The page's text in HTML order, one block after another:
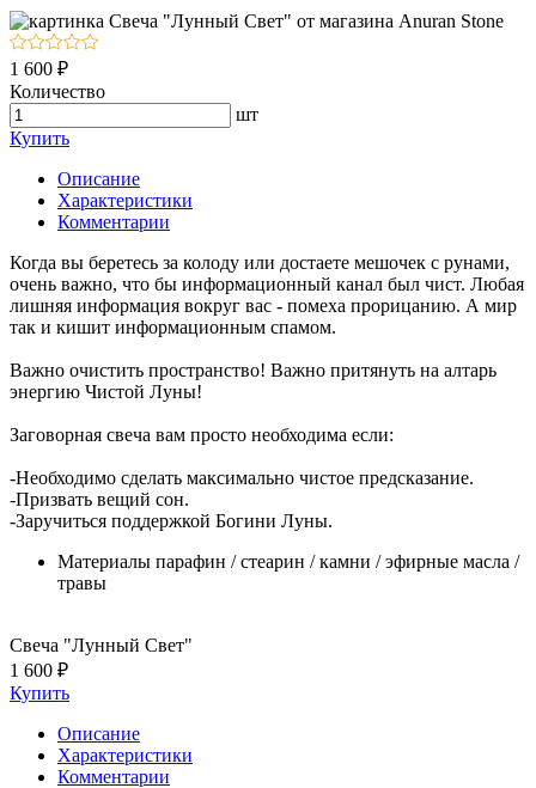
1 600 ₽
Количество
шт
Купить
Описание
Характеристики
Комментарии
Когда вы беретесь за колоду или достаете мешочек с рунами,
очень важно, что бы информационный канал был чист. Любая
лишняя информация вокруг вас - помеха прорицанию. А мир
так и кишит информационным спамом.
Важно очистить пространство! Важно притянуть на алтарь
энергию Чистой Луны!
Заговорная свеча вам просто необходима если:
-Необходимо сделать максимально чистое предсказание.
-Призвать вещий сон.
-Заручиться поддержкой Богини Луны.
Материалы парафин / стеарин / камни / эфирные масла /
травы
Свеча "Лунный Свет"
1 600 ₽
Купить
Описание
Характеристики
Комментарии